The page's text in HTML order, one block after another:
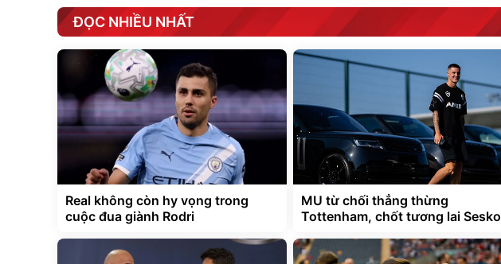
ĐỌC NHIỀU NHẤT
Real không còn hy vọng trong
cuộc đua giành Rodri
MU từ chối thẳng thừng
Tottenham, chốt tương lai Sesko